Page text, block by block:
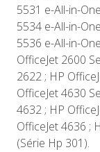
5531 e-All-in-
5534 e-All-in-
5536 e-All-in-
OfficeJet 2600
2622 ; HP
OfficeJet 4630
4632 ; HP
OfficeJet 4636 ;
(Série Hp 301).